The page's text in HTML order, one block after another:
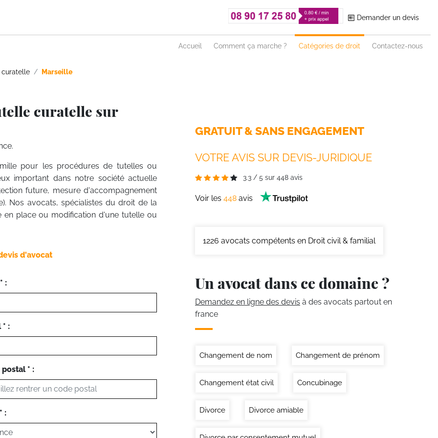
Demander un devis
Accueil Comment ça marche ? Catégories de droit Contactez-nous
curatelle Marseille
curatelle sur
pour les procédures de tutelles ou
important dans notre société actuelle
future, mesure d'accompagnement
Nos avocats, spécialistes du droit de la
en place ou modification d'une tutelle ou
d'avocat
:
* :
postal * :
:
GRATUIT & SANS ENGAGEMENT
VOTRE AVIS SUR DEVIS-JURIDIQUE
3.3 / 5 sur 448 avis
Voir les 448 avis
1226 avocats compétents en Droit civil & familial
Un avocat dans ce domaine ?
Demandez en ligne des devis à des avocats partout en
france
Changement de nom Changement de prénom
Changement état civil Concubinage
Divorce Divorce amiable